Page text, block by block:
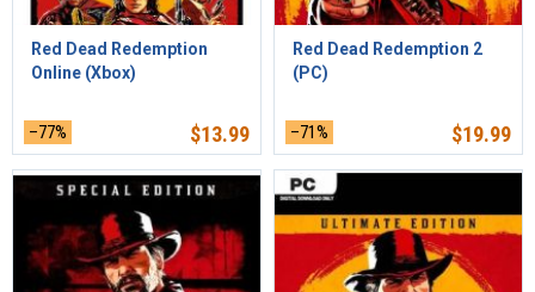
Red Dead Redemption
Online (Xbox)
–77% $13.99
Red Dead Redemption 2
(PC)
–71% $19.99